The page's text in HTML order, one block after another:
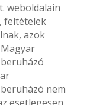
weboldalain
feltételek
azok
nem
esetlegesen